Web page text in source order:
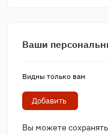
Ваши
Видны только вам
Добавить
Вы можете